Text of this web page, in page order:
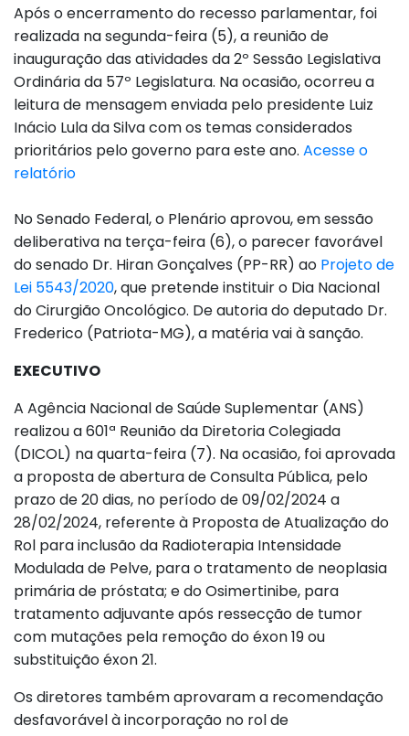
Após o encerramento do recesso parlamentar, foi
realizada na segunda-feira (5), a reunião de
inauguração das atividades da 2º Sessão Legislativa
Ordinária da 57º Legislatura. Na ocasião, ocorreu a
leitura de mensagem enviada pelo presidente Luiz
Inácio Lula da Silva com os temas considerados
prioritários pelo governo para este ano. Acesse o
relatório
No Senado Federal, o Plenário aprovou, em sessão
deliberativa na terça-feira (6), o parecer favorável
do senado Dr. Hiran Gonçalves (PP-RR) ao Projeto de
Lei 5543/2020, que pretende instituir o Dia Nacional
do Cirurgião Oncológico. De autoria do deputado Dr.
Frederico (Patriota-MG), a matéria vai à sanção.
EXECUTIVO
A Agência Nacional de Saúde Suplementar (ANS)
realizou a 601ª Reunião da Diretoria Colegiada
(DICOL) na quarta-feira (7). Na ocasião, foi aprovada
a proposta de abertura de Consulta Pública, pelo
prazo de 20 dias, no período de 09/02/2024 a
28/02/2024, referente à Proposta de Atualização do
Rol para inclusão da Radioterapia Intensidade
Modulada de Pelve, para o tratamento de neoplasia
primária de próstata; e do Osimertinibe, para
tratamento adjuvante após ressecção de tumor
com mutações pela remoção do éxon 19 ou
substituição éxon 21.
Os diretores também aprovaram a recomendação
desfavorável à incorporação no rol de